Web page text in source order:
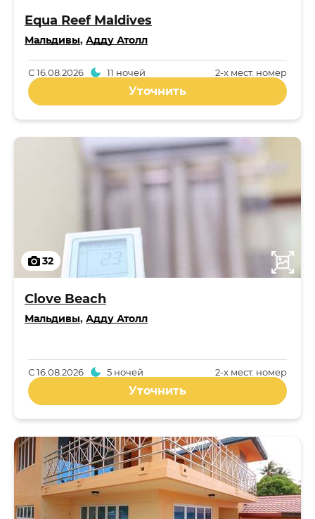
Equa Reef Maldives
Мальдивы, Адду Атолл
2-x мест. номер
С16.08.2026 11 ночей
Уточнить
32
Clove Beach
Мальдивы, Адду Атолл
2-x мест. номер
С16.08.2026 5 ночей
Уточнить